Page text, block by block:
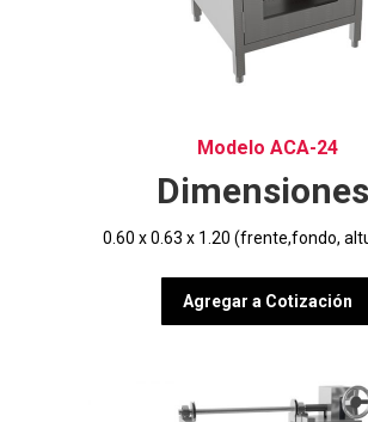
Modelo ACA-24
0.60 x 0.63 x 1.20 (frente,fondo,
Agregar a Cotización